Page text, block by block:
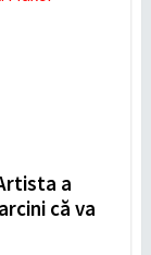
a
că va